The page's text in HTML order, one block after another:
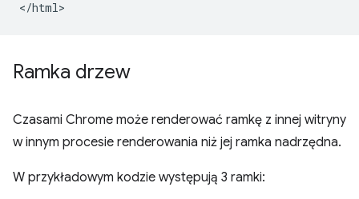
Ramka drzew
Czasami Chrome może renderować ramkę z innej witryny
w innym procesie renderowania niż jej ramka nadrzędna.
W przykładowym kodzie występują 3 ramki: